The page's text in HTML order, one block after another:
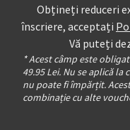
Obțineți reduceri
înscriere, acceptați
Vă puteți
* Acest câmp este
49.95 Lei. Nu se aplică
nu poate fi împărțit.
combinație cu alte